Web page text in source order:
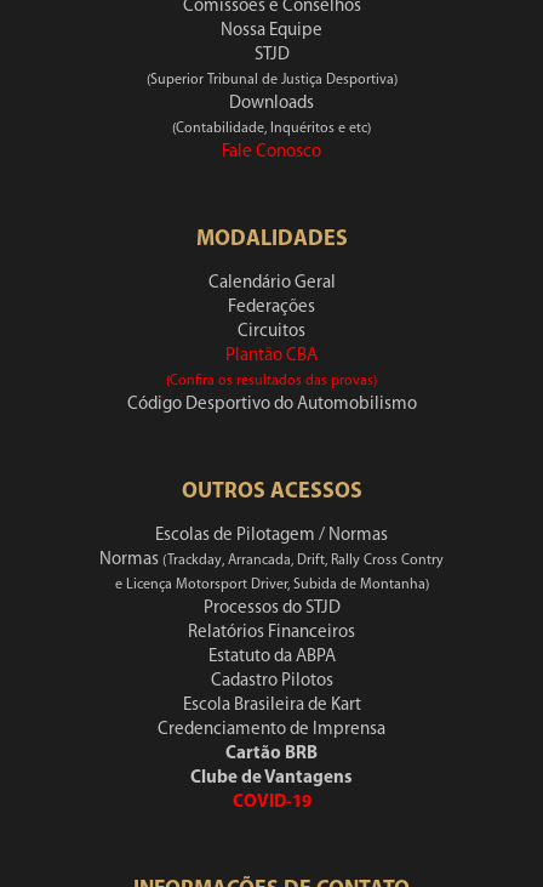
Comissões e Conselhos
Nossa Equipe
STJD
(Superior Tribunal de Justiça Desportiva)
Downloads
(Contabilidade, Inquéritos e etc)
Fale Conosco
MODALIDADES
Calendário Geral
Federações
Circuitos
Plantão CBA
(Confira os resultados das provas)
Código Desportivo do Automobilismo
OUTROS ACESSOS
Escolas de Pilotagem / Normas
Normas (Trackday, Arrancada, Drift, Rally Cross Contry
e Licença Motorsport Driver, Subida de Montanha)
Processos do STJD
Relatórios Financeiros
Estatuto da ABPA
Cadastro Pilotos
Escola Brasileira de Kart
Credenciamento de Imprensa
Cartão BRB
Clube de Vantagens
COVID-19